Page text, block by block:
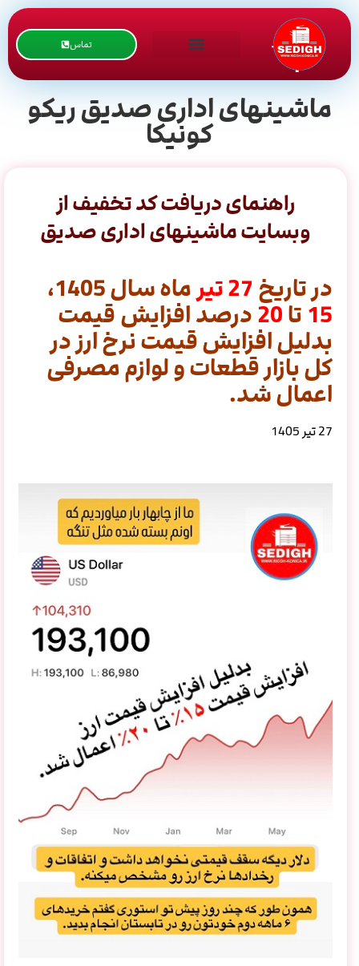
تماس
ماشینهای اداری صدیق ریکو
کونیکا
راهنمای دریافت کد تخفیف از
وبسایت ماشینهای اداری صدیق
در تاریخ 27تیرماه سال 1405،
15 تا20درصد افزایش قیمت
بدلیل افزایش قیمت نرخ ارز در
کل بازار قطعات و لوازم مصرفی
اعمال شد.
27 تیر 1405